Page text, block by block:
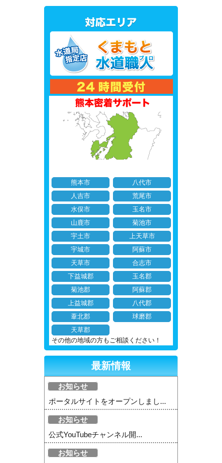
熊本市
八代市
人吉市
荒尾市
水俣市
玉名市
山鹿市
菊池市
宇土市
上天草市
宇城市
阿蘇市
天草市
合志市
下益城郡
玉名郡
菊池郡
阿蘇郡
上益城郡
八代郡
葦北郡
球磨郡
天草郡
その他の地域の方もご相談ください！
最新情報
お知らせ
ポータルサイトをオープンしまし...
お知らせ
公式YouTubeチャンネル開...
お知らせ